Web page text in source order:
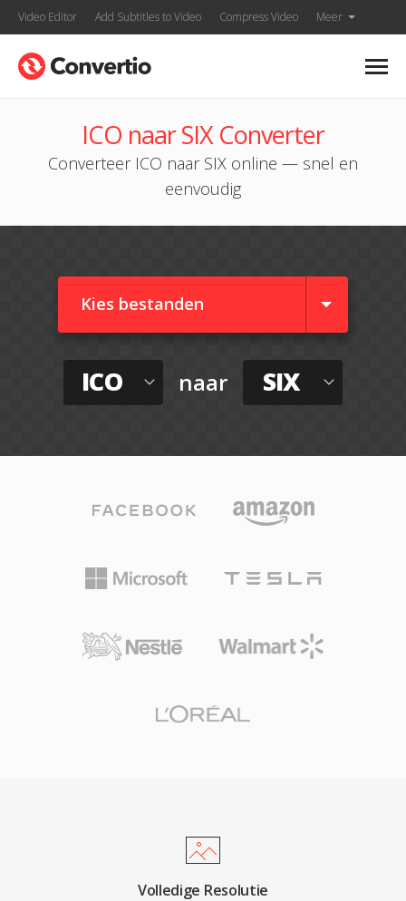
Video Editor Add Subtitles to Video Compress Video Meer
ICO naar SIX Converter
Converteer ICO naar SIX online — snel en
eenvoudig
Kies bestanden
ICO naar SIX
Volledige Resolutie